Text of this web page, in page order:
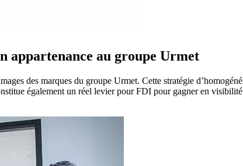
appartenance au groupe Urmet
des marques du groupe Urmet. Cette stratégie
également un réel levier pour FDI pour gagner en